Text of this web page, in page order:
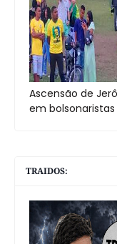
Ascensão de
em bolsonaristas
TRAIDOS: